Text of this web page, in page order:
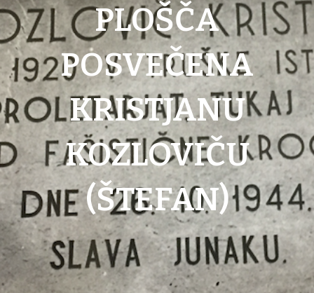
PLOŠČA
POSVEČENA
KRISTJANU
KOZLOVIČU
(ŠTEFAN)